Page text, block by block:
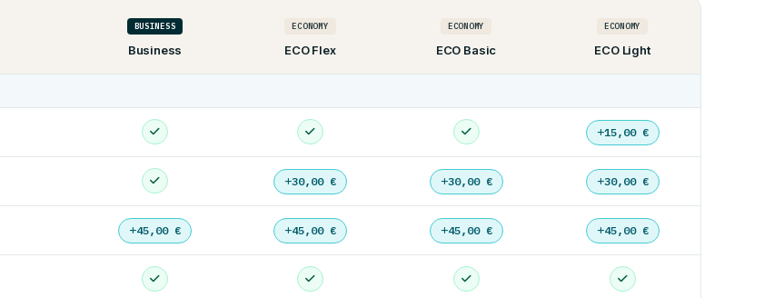
BUSINESS
Business
ECONOMY
ECO Flex
ECONOMY
ECO Basic
ECONOMY
ECO Light
15,00 €
30,00 € 30,00 € 30,00 €
45,00 € 45,00 € 45,00 € 45,00 €